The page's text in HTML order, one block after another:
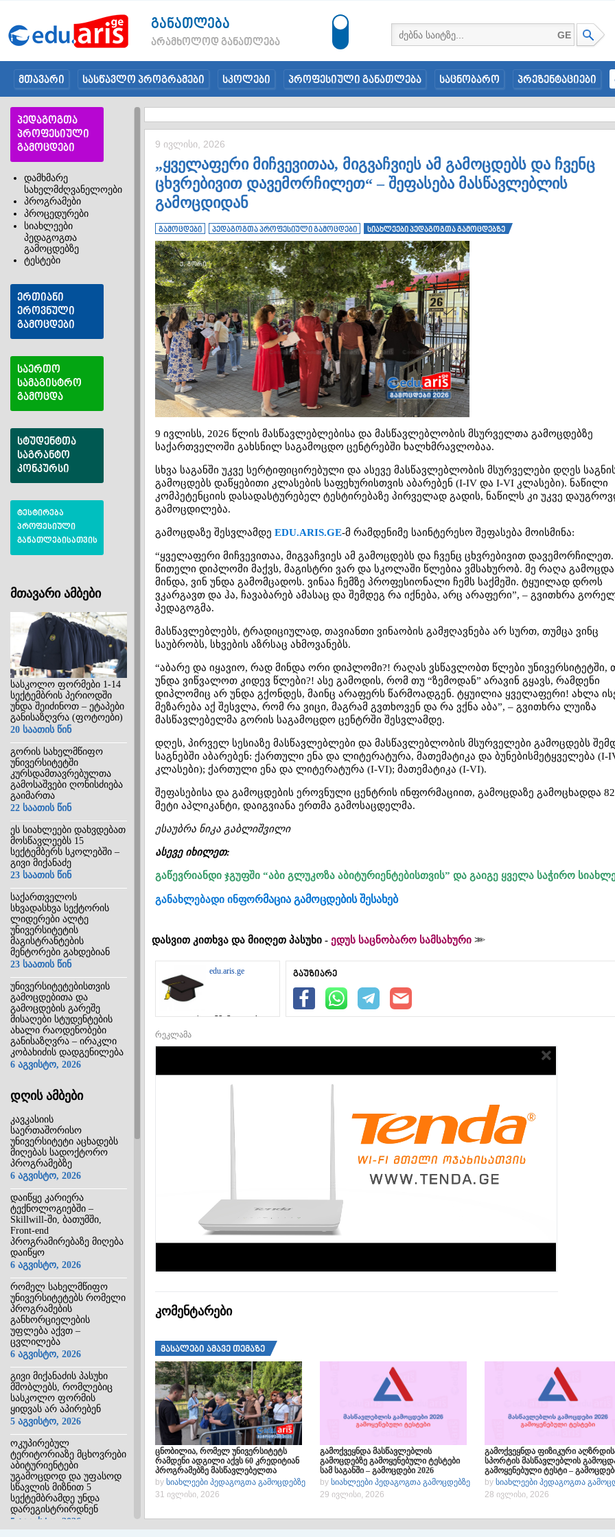
განათლება
არამხოლოდ განათლება
GE
მთავარი სასწავლო პროგრამები სკოლები პროფესიული განათლება საცნობარო პრეზენტაციები
პედაგოგთა
პროფესიული
გამოცდები
დამხმარე
სახელმძღვანელოები
პროგრამები
პროცედურები
სიახლეები
პედაგოგთა
გამოცდებზე
ტესტები
ერთიანი
ეროვნული
გამოცდები
საერთო
სამაგისტრო
გამოცდა
სტუდენტთა
საგრანტო
კონკურსი
ტესტირება
პროფესიული
განათლებისათვის
მთავარი ამბები
სასკოლო ფორმები 1-14
სექტემბრის პერიოდში
უნდა შეიძინოთ – ეტაპები
განისაზღვრა (ფოტოები)
20 საათის წინ
გორის სახელმწიფო
უნივერსიტეტში
კურსდამთავრებულთა
გამოსაშვები ღონისძიება
გაიმართა
22 საათის წინ
ეს სიახლეები დახვდებათ
მოსწავლეებს 15
სექტემბერს სკოლებში –
გივი მიქანაძე
23 საათის წინ
საქართველოს
სხვადასხვა სექტორის
ლიდერები ალტე
უნივერსიტეტის
მაგისტრანტების
მენტორები გახდებიან
23 საათის წინ
უნივერსიტეტებისთვის
გამოცდებითა და
გამოცდების გარეშე
მისაღები სტუდენტების
ახალი რაოდენობები
განისაზღვრა – ირაკლი
კობახიძის დადგენილება
6 აგვისტო, 2026
დღის ამბები
კავკასიის
საერთაშორისო
უნივერსიტეტი აცხადებს
მიღებას სადოქტორო
პროგრამებზე
6 აგვისტო, 2026
დაიწყე კარიერა
ტექნოლოგიებში –
Skillwill-ში, ბათუმში,
Front-end
პროგრამირებაზე მიღება
დაიწყო
6 აგვისტო, 2026
რომელ სახელმწიფო
უნივერსიტეტებს რომელი
პროგრამების
განხორციელების
უფლება აქვთ –
ცვლილება
6 აგვისტო, 2026
გივი მიქანაძის პასუხი
მშობლებს, რომლებიც
სასკოლო ფორმის
ყიდვას არ აპირებენ
5 აგვისტო, 2026
ოკუპირებულ
ტერიტორიაზე მცხოვრები
აბიტურიენტები
უგამოცდოდ და უფასოდ
სწავლის მიზნით 5
სექტემბრამდე უნდა
დარეგისტრირდნენ
5 აგვისტო, 2026
9 ივლისი, 2026
„ყველაფერი მიჩვევითაა, მიგვაჩვიეს ამ გამოცდებს და ჩვენც
ცხვრებივით დავემორჩილეთ“ – შეფასება მასწავლებლის
გამოცდიდან
გამოცდები პედაგოგთა პროფესიული გამოცდები სიახლეები პედაგოგთა გამოცდებზე
9 ივლისს, 2026 წლის მასწავლებლებისა და მასწავლებლობის მსურველთა გამოცდებზე
საქართველოში გახსნილ საგამოცდო ცენტრებში ხალხმრავლობაა.
სხვა საგანში უკვე სერტიფიცირებული და ასევე მასწავლებლობის მსურველები დღეს
გამოცდებს დაწყებითი კლასების საფეხურისთვის აბარებენ (I-IV და I-VI კლასები). ნაწილი
კომპეტენციის დასადასტურებელ ტესტირებაზე პირველად გადის, ნაწილს კი უკვე
გამოცდილება.
გამოცდაზე შესვლამდე EDU.ARIS.GE-მ რამდენიმე საინტერესო შეფასება მოისმინა:
“ყველაფერი მიჩვევითაა, მიგვაჩვიეს ამ გამოცდებს და ჩვენც ცხვრებივით დავემორჩილეთ.
წითელი დიპლომი მაქვს, მაგისტრი ვარ და სკოლაში წლებია ვმსახურობ. მე რაღა გამოცდა
მინდა, ვინ უნდა გამომცადოს. ვინაა ჩემზე პროფესიონალი ჩემს საქმეში. ტყუილად დროს
ვკარგავთ და ჰა, ჩავაბარებ ამასაც და შემდეგ რა იქნება, არც არაფერი”, – გვითხრა
პედაგოგმა.
მასწავლებლებს, ტრადიციულად, თავიანთი ვინაობის გამჟღავნება არ სურთ, თუმცა ვინც
საუბრობს, სხვების აზრსაც ახმოვანებს.
“აბარე და იყავიო, რად მინდა ორი დიპლომი?! რაღას ვსწავლობთ წლები უნივერსიტეტში,
უნდა ვიწვალოთ კიდევ წლები?! ასე გამოდის, რომ თუ “ზემოდან” არავინ გყავს, რამდენი
დიპლომიც არ უნდა გქონდეს, მაინც არაფერს წარმოადგენ. ტყუილია ყველაფერი! ახლა
მეზარება აქ შესვლა, რომ რა ვიცი, მაგრამ გვთხოვენ და რა ვქნა აბა”, – გვითხრა ლუიზა
მასწავლებელმა გორის საგამოცდო ცენტრში შესვლამდე.
დღეს, პირველ სესიაზე მასწავლებლები და მასწავლებლობის მსურველები გამოცდებს
საგნებში აბარებენ: ქართული ენა და ლიტერატურა, მათემატიკა და ბუნებისმეტყველება (I-
კლასები); ქართული ენა და ლიტერატურა (I-VI); მათემატიკა (I-VI).
შეფასებისა და გამოცდების ეროვნული ცენტრის ინფორმაციით, გამოცდაზე გამოცხადდა
მეტი აპლიკანტი, დაიგვიანა ერთმა გამოსაცდელმა.
ესაუბრა ნიკა გაბლიშვილი
ასევე იხილეთ:
გაწევრიანდი ჯგუფში “აბი გლუკოზა აბიტურიენტებისთვის” და გაიგე ყველა საჭირო
განახლებადი ინფორმაცია გამოცდების შესახებ
დასვით კითხვა და მიიღეთ პასუხი - ედუს საცნობარო სამსახური
edu.aris.ge
საგანმანათლებლო
გაუზიარე
რეკლამა
კომენტარები
მასალები ამავე თემაზე
ცნობილია, რომელ უნივერსიტეტს
რამდენი ადგილი აქვს 60 კრედიტიან
პროგრამებზე მასწავლებელთა
მოსამზადებლად – ცნობარი
by სიახლეები პედაგოგთა გამოცდებზე
31 ივლისი, 2026
გამოქვეყნდა მასწავლებლის
გამოცდებზე გამოყენებული ტესტები
სამ საგანში – გამოცდები 2026
by სიახლეები პედაგოგთა გამოცდებზე
29 ივლისი, 2026
გამოქვეყნდა ფიზიკური
სპორტის მასწავლებლის
გამოყენებული ტესტი –
2026
by სიახლეები პედაგოგთა
28 ივლისი, 2026